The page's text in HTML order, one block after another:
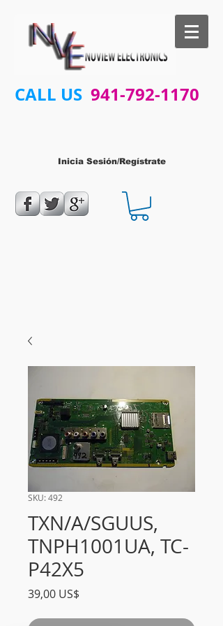
CALL US 941-792-1170
Inicia Sesión/Regístrate
SKU: 492
TXN/A/SGUUS,
TNPH1001UA, TC-
P42X5
39,00 US$